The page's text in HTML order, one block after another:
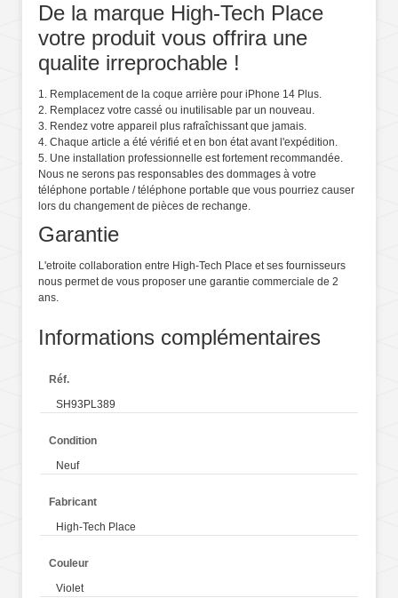
De la marque High-Tech Place
votre produit vous offrira une
qualite irreprochable !
1. Remplacement de la coque arrière pour iPhone 14 Plus.
2. Remplacez votre cassé ou inutilisable par un nouveau.
3. Rendez votre appareil plus rafraîchissant que jamais.
4. Chaque article a été vérifié et en bon état avant l'expédition.
5. Une installation professionnelle est fortement recommandée.
Nous ne serons pas responsables des dommages à votre
téléphone portable / téléphone portable que vous pourriez causer
lors du changement de pièces de rechange.
Garantie
L'etroite collaboration entre High-Tech Place et ses fournisseurs
nous permet de vous proposer une garantie commerciale de 2
ans.
Informations complémentaires
Réf.
SH93PL389
Condition
Neuf
Fabricant
High-Tech Place
Couleur
Violet